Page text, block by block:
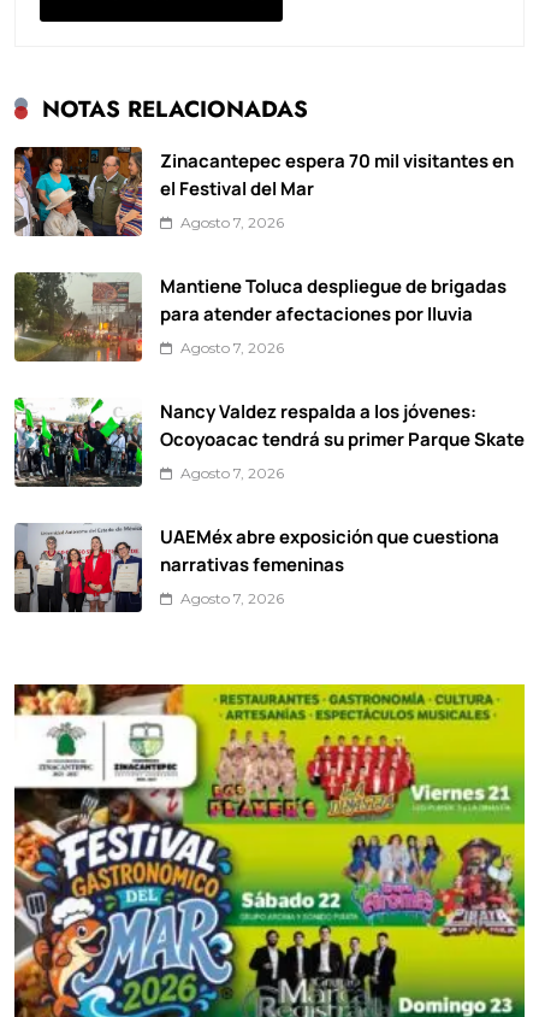
NOTAS RELACIONADAS
Zinacantepec espera 70 mil visitantes en
el Festival del Mar
Agosto 7, 2026
Mantiene Toluca despliegue de brigadas
para atender afectaciones por lluvia
Agosto 7, 2026
Nancy Valdez respalda a los jóvenes:
Ocoyoacac tendrá su primer Parque Skate
Agosto 7, 2026
UAEMéx abre exposición que cuestiona
narrativas femeninas
Agosto 7, 2026